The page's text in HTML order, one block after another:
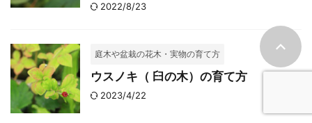
2022/8/23
庭木や盆栽の花木・実物の育て方
ウスノキ（ 臼の木）の育て方
2023/4/22